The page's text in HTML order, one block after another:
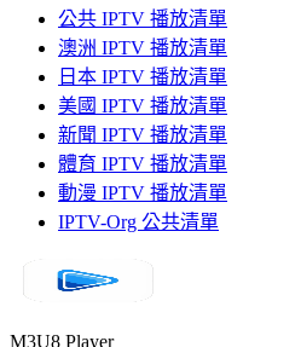
公共 IPTV 播放清單
澳洲 IPTV 播放清單
日本 IPTV 播放清單
美國 IPTV 播放清單
新聞 IPTV 播放清單
體育 IPTV 播放清單
動漫 IPTV 播放清單
IPTV-Org 公共清單
M3U8 Player